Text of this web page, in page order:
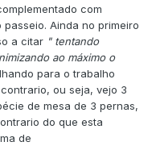
com
Ainda no primeiro
a citar " tentando
ao máximo o
para o trabalho
ou seja, vejo 3
de mesa de 3 pernas,
do que esta
de